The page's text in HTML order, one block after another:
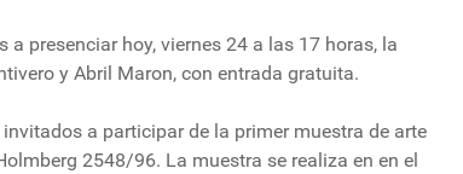
presenciar hoy, viernes 24 a las 17 horas, la
y Abril Maron, con entrada gratuita.
a participar de la primer muestra de arte
2548/96. La muestra se realiza en en el